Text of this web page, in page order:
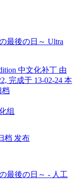
最後の日～ Ultra
中文化补丁 由
完成于 13-02-24 本
档
组
档 发布
最後の日～ - 人工